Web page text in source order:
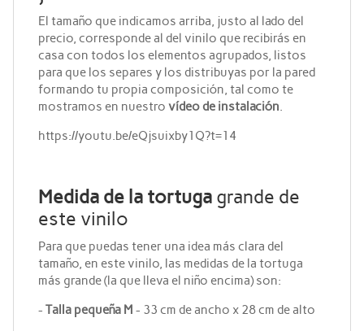
El tamaño que indicamos arriba, justo al lado del
precio, corresponde al del vinilo que recibirás en
casa con todos los elementos agrupados, listos
para que los separes y los distribuyas por la pared
formando tu propia composición, tal como te
mostramos en nuestro vídeo de instalación.
https://youtu.be/eQjsuixby1Q?t=14
Medida de la tortugagrande de
este vinilo
Para que puedas tener una idea más clara del
tamaño, en este vinilo, las medidas de la tortuga
más grande (la que lleva el niño encima) son:
- Talla pequeña M - 33 cm de ancho x 28 cm de alto